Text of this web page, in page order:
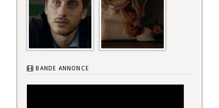
BANDE ANNONCE